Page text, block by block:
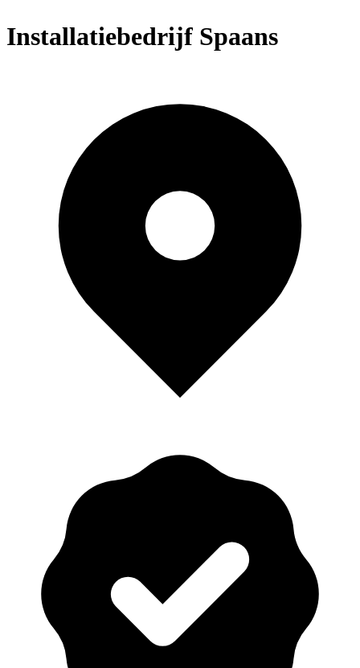
Installatiebedrijf Spaans